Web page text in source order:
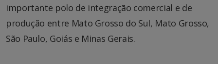
importante polo de integração comercial e de
produção entre Mato Grosso do Sul, Mato Grosso,
São Paulo, Goiás e Minas Gerais.